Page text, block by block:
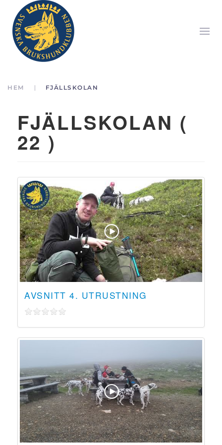
HEM FJÄLLSKOLAN
FJÄLLSKOLAN (
22 )
AVSNITT 4. UTRUSTNING